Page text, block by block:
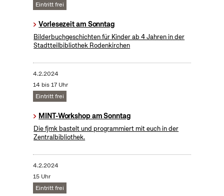
Eintritt frei
Vorlesezeit am Sonntag
Bilderbuchgeschichten für Kinder ab 4 Jahren in der
Stadtteilbibliothek Rodenkirchen
4.2.2024
14 bis 17 Uhr
Eintritt frei
MINT-Workshop am Sonntag
Die fjmk bastelt und programmiert mit euch in der
Zentralbibliothek.
4.2.2024
15 Uhr
Eintritt frei